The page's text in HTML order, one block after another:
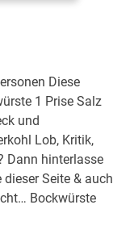
Diese
1 Prise Salz
und
Lob, Kritik,
Dann hinterlasse
Seite & auch
Bockwürste